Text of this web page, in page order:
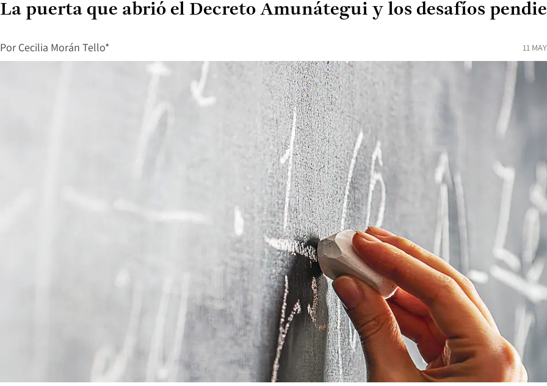
La puerta que abrió el Decreto Amunátegui y los desafíos
Por Cecilia Morán Tello* 11